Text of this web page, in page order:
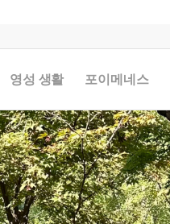
영성 생활 포이메네스